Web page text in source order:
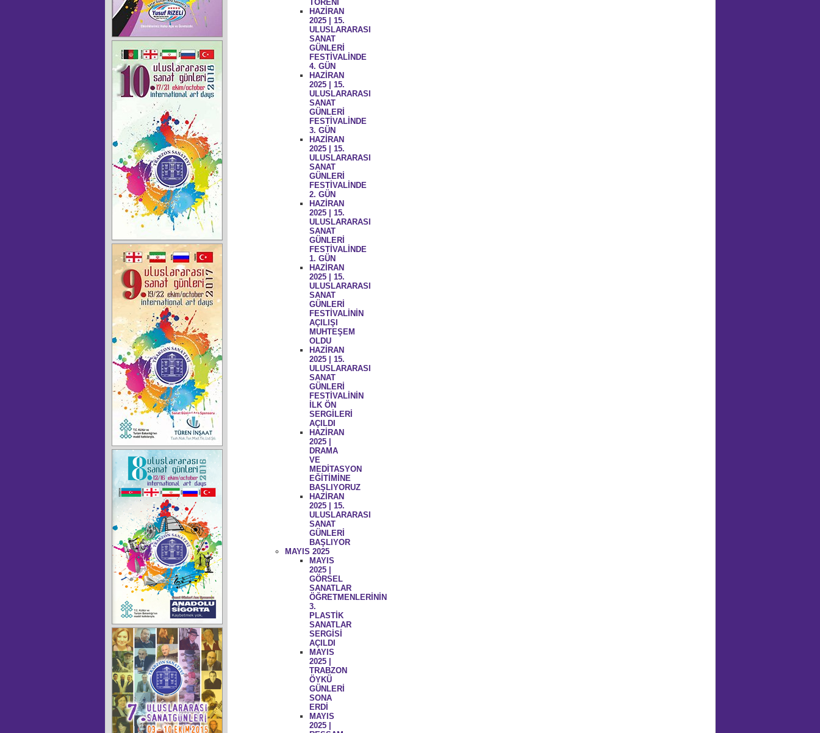
TÖRENİ
HAZİRAN
2025 | 15.
ULUSLARARASI
SANAT
GÜNLERİ
FESTİVALİNDE
4. GÜN
HAZİRAN
2025 | 15.
ULUSLARARASI
SANAT
GÜNLERİ
FESTİVALİNDE
3. GÜN
HAZİRAN
2025 | 15.
ULUSLARARASI
SANAT
GÜNLERİ
FESTİVALİNDE
2. GÜN
HAZİRAN
2025 | 15.
ULUSLARARASI
SANAT
GÜNLERİ
FESTİVALİNDE
1. GÜN
HAZİRAN
2025 | 15.
ULUSLARARASI
SANAT
GÜNLERİ
FESTİVALİNİN
AÇILIŞI
MUHTEŞEM
OLDU
HAZİRAN
2025 | 15.
ULUSLARARASI
SANAT
GÜNLERİ
FESTİVALİNİN
İLK ÖN
SERGİLERİ
AÇILDI
HAZİRAN
2025 |
DRAMA
VE
MEDİTASYON
EĞİTİMİNE
BAŞLIYORUZ
HAZİRAN
2025 | 15.
ULUSLARARASI
SANAT
GÜNLERİ
BAŞLIYOR
MAYIS 2025
MAYIS
2025 |
GÖRSEL
SANATLAR
ÖĞRETMENLERİNİN
3.
PLASTİK
SANATLAR
SERGİSİ
AÇILDI
MAYIS
2025 |
TRABZON
ÖYKÜ
GÜNLERİ
SONA
ERDİ
MAYIS
2025 |